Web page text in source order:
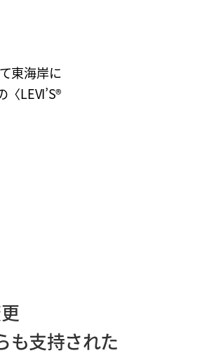
東海岸に
LEVI’S®
も支持された